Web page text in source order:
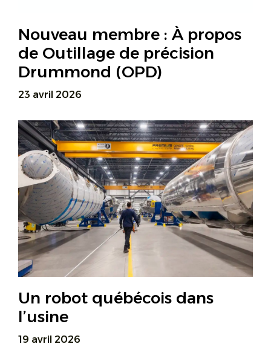
Nouveau membre : À propos
de Outillage de précision
Drummond (OPD)
23 avril 2026
Un robot québécois dans
l’usine
19 avril 2026